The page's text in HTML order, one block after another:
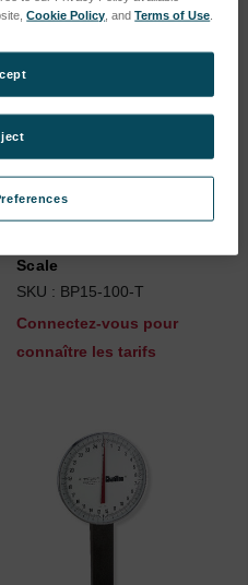
Scale
SKU : BP15-100-T
Connectez-vous pour
connaître les tarifs
Cookie Policy , andTerms of Use